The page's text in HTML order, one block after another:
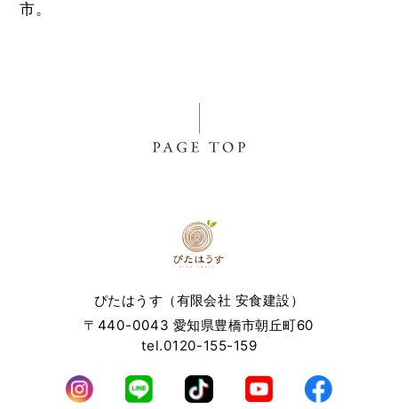
市。
ぴたはうす（有限会社 安食建設）
〒440-0043 愛知県豊橋市朝丘町60
tel.0120-155-159